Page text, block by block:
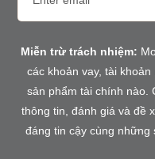
Miễn trừ trách nhiệm:
các khoản vay, tài
sản phẩm tài chính nào.
thông tin, đánh giá và đề
đáng tin cậy cùng những